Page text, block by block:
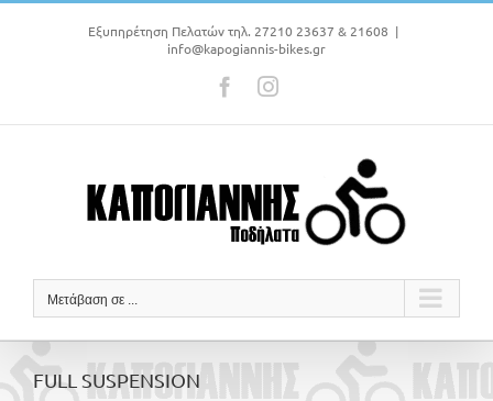
Μετάβαση
Εξυπηρέτηση Πελατών τηλ. 27210 23637 & 21608 |
info@kapogiannis-bikes.gr
FacebookInstagram
Μετάβαση σε ...
FULL SUSPENSION